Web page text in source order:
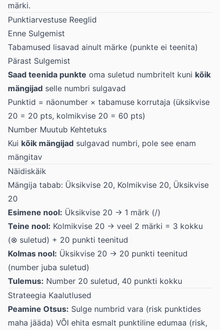
märki.
Punktiarvestuse Reeglid
Enne Sulgemist
Tabamused lisavad ainult märke (punkte ei teenita)
Pärast Sulgemist
Saad teenida punkte oma suletud numbritelt kuni kõik
mängijad selle numbri sulgavad
Punktid = näonumber × tabamuse korrutaja (üksikvise
20 = 20 pts, kolmikvise 20 = 60 pts)
Number Muutub Kehtetuks
Kui kõik mängijad sulgavad numbri, pole see enam
mängitav
Näidiskäik
Mängija tabab: Üksikvise 20, Kolmikvise 20, Üksikvise
20
Esimene nool: Üksikvise 20 → 1 märk (/)
Teine nool: Kolmikvise 20 → veel 2 märki = 3 kokku
(⊗ suletud) + 20 punkti teenitud
Kolmas nool: Üksikvise 20 → 20 punkti teenitud
(number juba suletud)
Tulemus: Number 20 suletud, 40 punkti kokku
Strateegia Kaalutlused
Peamine Otsus: Sulge numbrid vara (risk punktides
maha jääda) VÕI ehita esmalt punktiline edumaa (risk,